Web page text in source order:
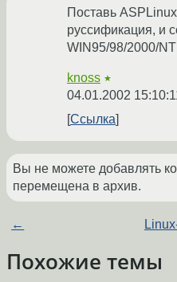
Поставь
руссификация, и
WIN95/98/2000/NT
knoss ★
04.01.2002
Ссылка
Вы не можете добавлять
перемещена в архив.
←
Похожие темы